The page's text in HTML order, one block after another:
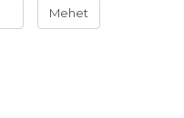
Mehet